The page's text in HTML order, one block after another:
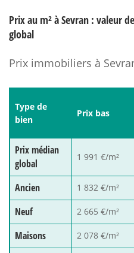
Prix au m² à Sevran : valeur
global
Prix immobiliers à
Type de
bien
Prix bas
Prix médian
global
1 991 €/m²
Ancien 1 832 €/m²
Neuf 2 665 €/m²
Maisons 2 078 €/m²